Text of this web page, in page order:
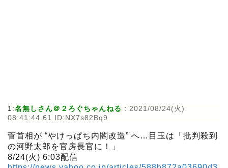
1:名無しさん＠２ろぐちゃんねる : 2021/08/24(火)
08:41:44.61 ID:NX7s82Bq9
菅首相が “やけっぱち内閣改造” へ…目玉は「批判殺到
の河野太郎を官房長官に！」
8/24(火) 6:03配信